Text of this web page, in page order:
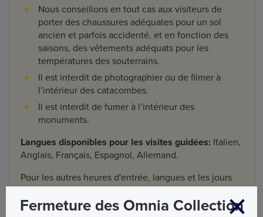
Nous conseillons en tout cas aux visiteurs de
porter des chaussures adéquates pour un sol
ancien et parfois accidenté, et en fonction des
saisons, des vêtements adéquats pour les
températures des souterrains.
Il est interdit de photographier ou de filmer à
l’intérieur des catacombes.
Il est interdit de fumer à l’intérieur des
monuments.
Langues disponibles pour les visites guidées: Italien,
Anglais, Français, Espagnol, Allemand.
Pour les autres heures d'entrée, langues et les jours
Fermeture des Omnia Collection